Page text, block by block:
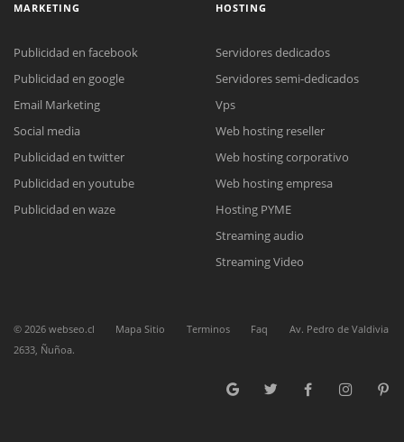
Reunión online
Nuestros ejecutivos le enviarán un correo electrónico con el enlace a
Cotización
Complete el formulario y nos contactaremos a la brevedad.
Chat Online
Todos nuestros ejecutivos están fuera de línea. Complete el formulario
para enviarnos un correo electrónico con sus datos personales.
MARKETING
Publicidad en facebook
Publicidad en google
Email Marketing
Social media
Publicidad en twitter
Publicidad en youtube
Publicidad en waze
HOSTING
Servidores dedicados
Servidores semi-dedicados
Vps
Web hosting reseller
Web hosting corporativo
Web hosting empresa
Hosting PYME
Streaming audio
Streaming Video
© 2026 webseo.cl Mapa Sitio Terminos Faq
Av. Pedro de Valdivia
2633, Ñuñoa.